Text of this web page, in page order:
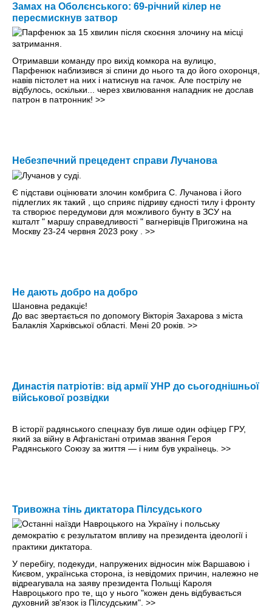
Замах на Оболєнського: 69-річний кілер не
пересмискнув затвор
Отримавши команду про вихід комкора на вулицю,
Парфенюк наблизився зі спини до нього та до його охоронця,
навів пістолет на них і натиснув на гачок. Але пострілу не
відбулось, оскільки... через хвилювання нападник не дослав
патрон в патронник! >>
Небезпечний прецедент справи Лучанова
Є підстави оцінювати злочин комбрига С. Лучанова і його
підлеглих як такий , що сприяє підриву єдності тилу і фронту
та створює передумови для можливого бунту в ЗСУ на
кшталт " маршу справедливості " вагнерівців Пригожина на
Москву 23-24 червня 2023 року . >>
Не дають добро на добро
Шановна редакціє!
До вас звертається по допомогу Вікторія Захарова з міста
Балаклія Харківської області. Мені 20 років. >>
Династія патріотів: від армії УНР до сьогоднішньої
військової розвідки
В історії радянського спецназу був лише один офіцер ГРУ,
який за війну в Афганістані отримав звання Героя
Радянського Союзу за життя — і ним був українець. >>
Тривожна тінь диктатора Пілсудського
У перебігу, подекуди, напружених відносин між Варшавою і
Києвом, українська сторона, із невідомих причин, належно не
відреагувала на заяву президента Польщі Кароля
Навроцького про те, що у нього "кожен день відбувається
духовний зв'язок із Пілсудським". >>